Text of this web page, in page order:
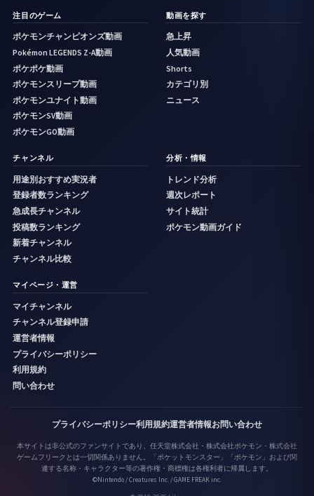
注目のゲーム
ポケモンチャンピオンズ動画
Pokémon LEGENDS Z-A動画
ポケポケ動画
ポケモンスリープ動画
ポケモンユナイト動画
ポケモンSV動画
ポケモンGO動画
動画を探す
急上昇
人気動画
Shorts
カテゴリ別
ニュース
チャンネル
用途別おすすめ実況者
登録者数ランキング
急成長チャンネル
投稿数ランキング
新着チャンネル
チャンネル比較
分析・情報
トレンド分析
週次レポート
サイト統計
ポケモン動画ガイド
マイページ・運営
マイチャンネル
チャンネル登録申請
運営者情報
プライバシーポリシー
利用規約
問い合わせ
プライバシーポリシー利用規約運営者情報お問い合わせ
本サイトは非公式のファンサイトであり、任天堂株式会社・株式会社ポケモン・株式会社
ゲームフリークとは一切関係ありません。「ポケットモンスター」「ポケモン」および関
連する名称・キャラクター等の著作権・商標権は各権利者に帰属します。
©Nintendo / Creatures Inc. / GAME FREAK inc.